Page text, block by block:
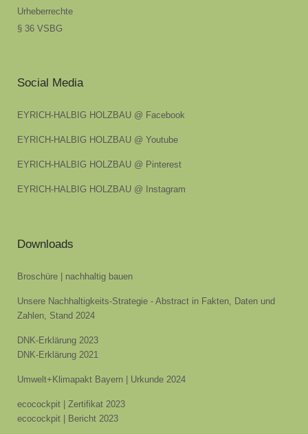
Urheberrechte
§ 36 VSBG
Social Media
EYRICH-HALBIG HOLZBAU @ Facebook
EYRICH-HALBIG HOLZBAU @ Youtube
EYRICH-HALBIG HOLZBAU @ Pinterest
EYRICH-HALBIG HOLZBAU @ Instagram
Downloads
Broschüre | nachhaltig bauen
Unsere Nachhaltigkeits-Strategie - Abstract in Fakten, Daten und
Zahlen, Stand 2024
DNK-Erklärung 2023
DNK-Erklärung 2021
Umwelt+Klimapakt Bayern | Urkunde 2024
ecocockpit | Zertifikat 2023
ecocockpit | Bericht 2023